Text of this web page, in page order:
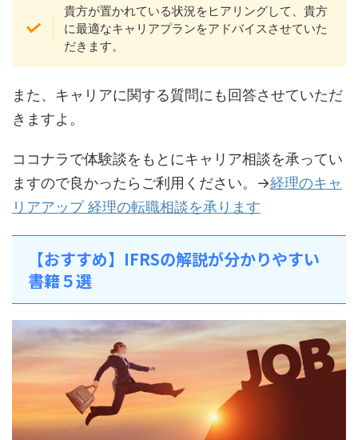
貴方が置かれている状況をヒアリングして、貴方
に最適なキャリアプランをアドバイスさせていた
だきます。
また、キャリアに関する質問にも回答させていただ
きますよ。
ココナラで体験談をもとにキャリア相談を承ってい
ますので良かったらご利用ください。→経理のキャ
リアアップ 経理の転職相談を承ります
【おすすめ】IFRSの解説が分かりやすい
書籍５選